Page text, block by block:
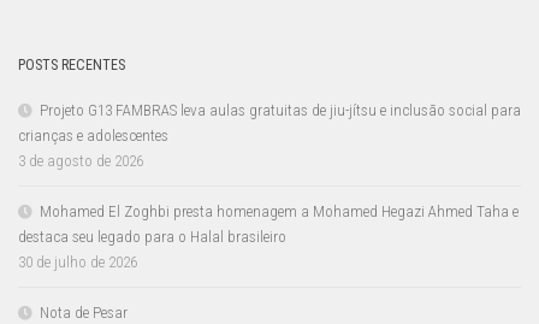
POSTS RECENTES
Projeto G13 FAMBRAS leva aulas gratuitas de jiu-jítsu e inclusão social para
crianças e adolescentes
3 de agosto de 2026
Mohamed El Zoghbi presta homenagem a Mohamed Hegazi Ahmed Taha e
destaca seu legado para o Halal brasileiro
30 de julho de 2026
Nota de Pesar